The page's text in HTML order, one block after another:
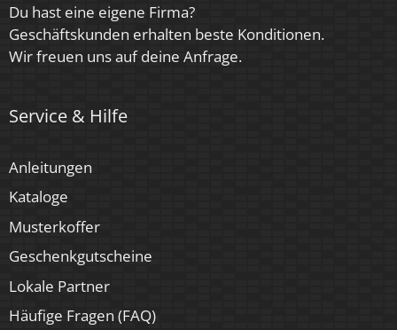
Du hast eine eigene Firma?
Geschäftskunden erhalten beste Konditionen.
Wir freuen uns auf deine Anfrage.
Service & Hilfe
Anleitungen
Kataloge
Musterkoffer
Geschenkgutscheine
Lokale Partner
Häufige Fragen (FAQ)